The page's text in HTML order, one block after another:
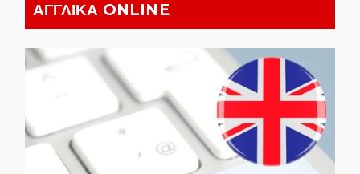
ΑΓΓΛΙΚΑ ONLINE